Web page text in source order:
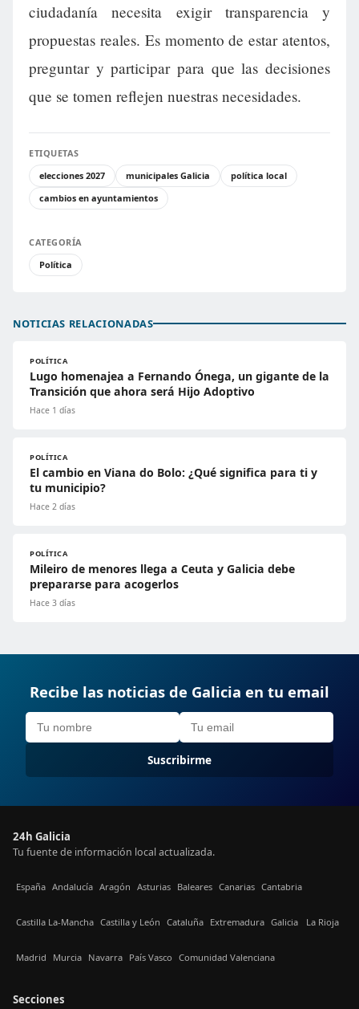
ciudadanía necesita exigir transparencia y
propuestas reales. Es momento de estar atentos,
preguntar y participar para que las decisiones
que se tomen reflejen nuestras necesidades.
ETIQUETAS
elecciones 2027
municipales Galicia
política local
cambios en ayuntamientos
CATEGORÍA
Política
NOTICIAS RELACIONADAS
POLÍTICA
Lugo homenajea a Fernando Ónega, un gigante de la
Transición que ahora será Hijo Adoptivo
Hace 1 días
POLÍTICA
El cambio en Viana do Bolo: ¿Qué significa para ti y
tu municipio?
Hace 2 días
POLÍTICA
Mileiro de menores llega a Ceuta y Galicia debe
prepararse para acogerlos
Hace 3 días
Recibe las noticias de Galicia en tu email
Suscribirme
24h Galicia
Tu fuente de información local actualizada.
España Andalucía Aragón Asturias Baleares Canarias Cantabria
Castilla La-Mancha Castilla y León Cataluña Extremadura Galicia La Rioja
Madrid Murcia Navarra País Vasco Comunidad Valenciana
Secciones